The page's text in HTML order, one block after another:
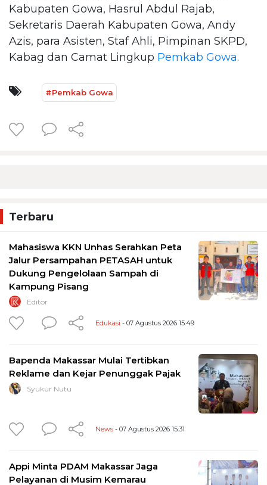
Kabupaten Gowa, Hasrul Abdul Rajab,
Sekretaris Daerah Kabupaten Gowa, Andy
Azis, para Asisten, Staf Ahli, Pimpinan SKPD,
Kabag dan Camat Lingkup Pemkab Gowa.
#Pemkab Gowa
Terbaru
Mahasiswa KKN Unhas Serahkan Peta
Jalur Persampahan PETASAH untuk
Dukung Pengelolaan Sampah di
Kampung Pisang
Editor
Edukasi - 07 Agustus 2026 15:49
Bapenda Makassar Mulai Tertibkan
Reklame dan Kejar Penunggak Pajak
Syukur Nutu
News - 07 Agustus 2026 15:31
Appi Minta PDAM Makassar Jaga
Pelayanan di Musim Kemarau